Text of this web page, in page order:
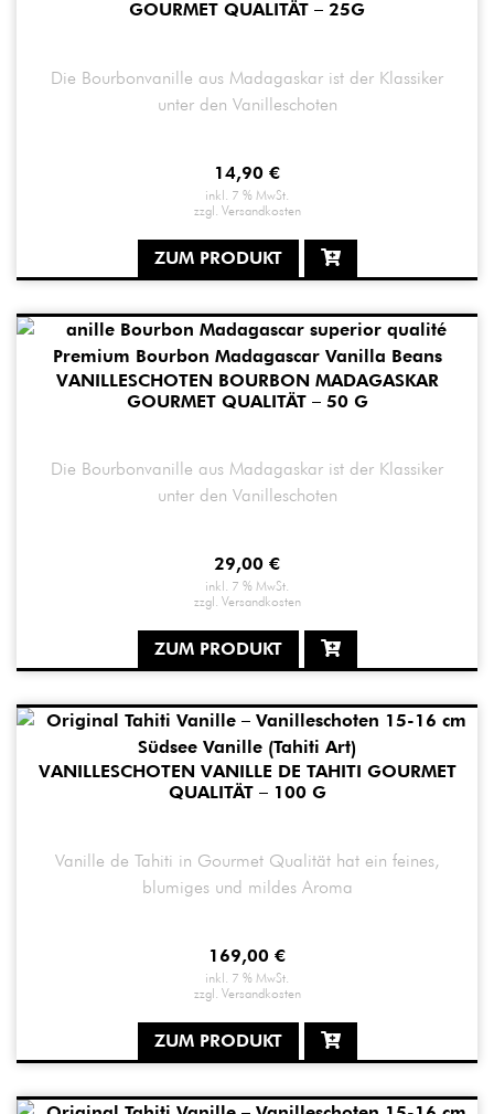
GOURMET QUALITÄT – 25G
Die Bourbonvanille aus Madagaskar ist der Klassiker
unter den Vanilleschoten
14,90 €
inkl. 7 % MwSt.
zzgl. Versandkosten
ZUM PRODUKT
VANILLESCHOTEN BOURBON MADAGASKAR
GOURMET QUALITÄT – 50 G
Die Bourbonvanille aus Madagaskar ist der Klassiker
unter den Vanilleschoten
29,00 €
inkl. 7 % MwSt.
zzgl. Versandkosten
ZUM PRODUKT
VANILLESCHOTEN VANILLE DE TAHITI GOURMET
QUALITÄT – 100 G
Vanille de Tahiti in Gourmet Qualität hat ein feines,
blumiges und mildes Aroma
169,00 €
inkl. 7 % MwSt.
zzgl. Versandkosten
ZUM PRODUKT